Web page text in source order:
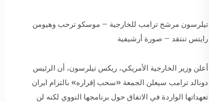
تيلرسون مرشح ترامب للخارجية – موسكو ترحب وهيومن
رايتس تنتقد – صورة أرشيفية
أعلن وزير الخارجية الأمريكي، ريكس تيلرسون، أن الرئيس
دونالد ترامب سيعلن الجمعة «سحب إقراره» بالتزام ايران
تعهداتها الواردة في الاتفاق حول برنامجها النووي لكنه لن